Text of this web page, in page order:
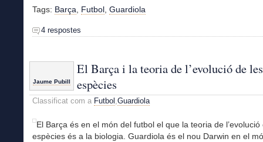
Tags: Barça Futbol Guardiola
4 respostes
Jaume Pubill
El Barça i la teoria de l’evolució de les
espècies
Classificat com a Futbol Guardiola
El Barça és en el món del futbol el que la teoria de l’evolució
espècies és a la biologia. Guardiola és el nou Darwin en el